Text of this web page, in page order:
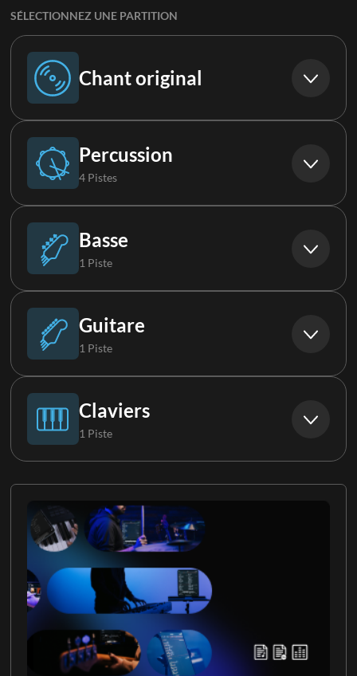
SÉLECTIONNEZ UNE PARTITION
Chant original
Chant original
Percussion
4 Pistes
Percussions
Boucle 1
Boucle 2
Basse
1 Piste
Basse
Guitare
1 Piste
Guitare acoustique
Claviers
1 Piste